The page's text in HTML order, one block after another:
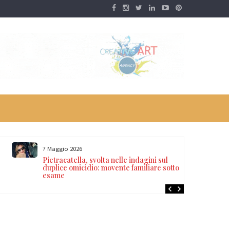
7 Maggio 2026
Pietracatella, svolta nelle indagini sul
duplice omicidio: movente familiare sotto
esame